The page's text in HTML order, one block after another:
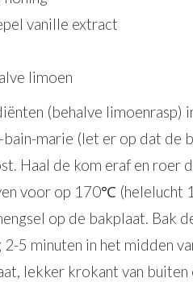
vanille extract
limoen
(behalve limoenrasp)
bain-marie (let er op dat
Haal de kom eraf en roer
voor op 170℃ (helelucht
op de bakplaat. Bak
2-5 minuten in het midden
lekker krokant van buiten